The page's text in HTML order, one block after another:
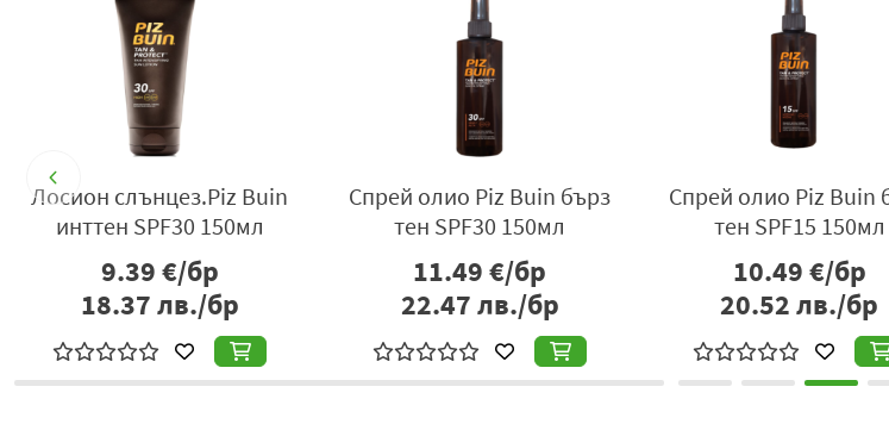
- предпазващ
незабавна и ефективна UVA / UVB
- мощен антиоксидант,
Водоустойчива формула.
Разработен с дерматолози.
Начин на употреба:
Разклатете преди употреба.
особено след потене, плуване
Не излагайте деца и бебета на
Лосион слънцез.Piz Buin
инттен SPF30 150мл
9.39€/бр
18.37лв./бр
Спрей олио Piz Buin бърз
тен SPF30 150мл
11.49€/бр
22.47лв./бр
Спрей олио Piz Buin
тен SPF15 150мл
10.49€/бр
20.52лв./бр